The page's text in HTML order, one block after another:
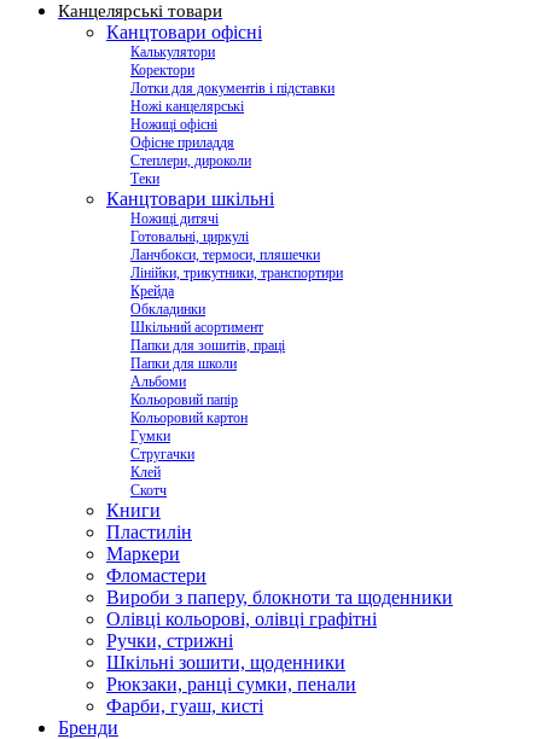
Канцелярські товари
Канцтовари офісні
Калькулятори
Коректори
Лотки для документів і підставки
Ножі канцелярські
Ножиці офісні
Офісне приладдя
Степлери, дироколи
Теки
Канцтовари шкільні
Ножиці дитячі
Готовальні, циркулі
Ланчбокси, термоси, пляшечки
Лінійки, трикутники, транспортири
Крейда
Обкладинки
Шкільний асортимент
Папки для зошитів, праці
Папки для школи
Альбоми
Кольоровий папір
Кольоровий картон
Гумки
Стругачки
Клей
Скотч
Книги
Пластилін
Маркери
Фломастери
Вироби з паперу, блокноти та щоденники
Олівці кольорові, олівці графітні
Ручки, стрижні
Шкільні зошити, щоденники
Рюкзаки, ранці сумки, пенали
Фарби, гуаш, кисті
Бренди